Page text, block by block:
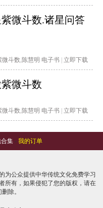
微斗数.诸星问答
微斗数, 陈慧明 电子书 立即下载
微斗数
微斗数, 陈慧明 电子书 立即下载
集 - 我的订单
为公众提供中华传统文化免费学习
所有，如果侵犯了您的版权，请在
除。